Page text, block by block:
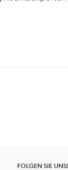
FOLGEN SIE UNS!